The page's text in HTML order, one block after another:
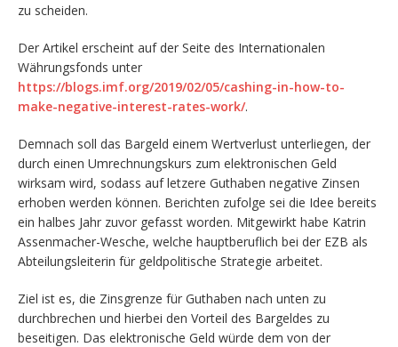
zu scheiden.
Der Artikel erscheint auf der Seite des Internationalen
Währungsfonds unter
https://blogs.imf.org/2019/02/05/cashing-in-how-to-
make-negative-interest-rates-work/.
Demnach soll das Bargeld einem Wertverlust unterliegen, der
durch einen Umrechnungskurs zum elektronischen Geld
wirksam wird, sodass auf letzere Guthaben negative Zinsen
erhoben werden können. Berichten zufolge sei die Idee bereits
ein halbes Jahr zuvor gefasst worden. Mitgewirkt habe Katrin
Assenmacher-Wesche, welche hauptberuflich bei der EZB als
Abteilungsleiterin für geldpolitische Strategie arbeitet.
Ziel ist es, die Zinsgrenze für Guthaben nach unten zu
durchbrechen und hierbei den Vorteil des Bargeldes zu
beseitigen. Das elektronische Geld würde dem von der